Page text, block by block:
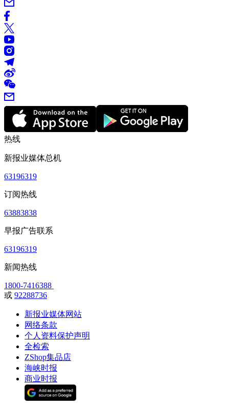
热线
新报业媒体总机
63196319
订阅热线
63883838
早报广告联系
63196319
新闻热线
1800-7416388
或 92288736
新报业媒体网站
网络条款
个人资料保护声明
全检索
ZShop集品店
海峡时报
商业时报